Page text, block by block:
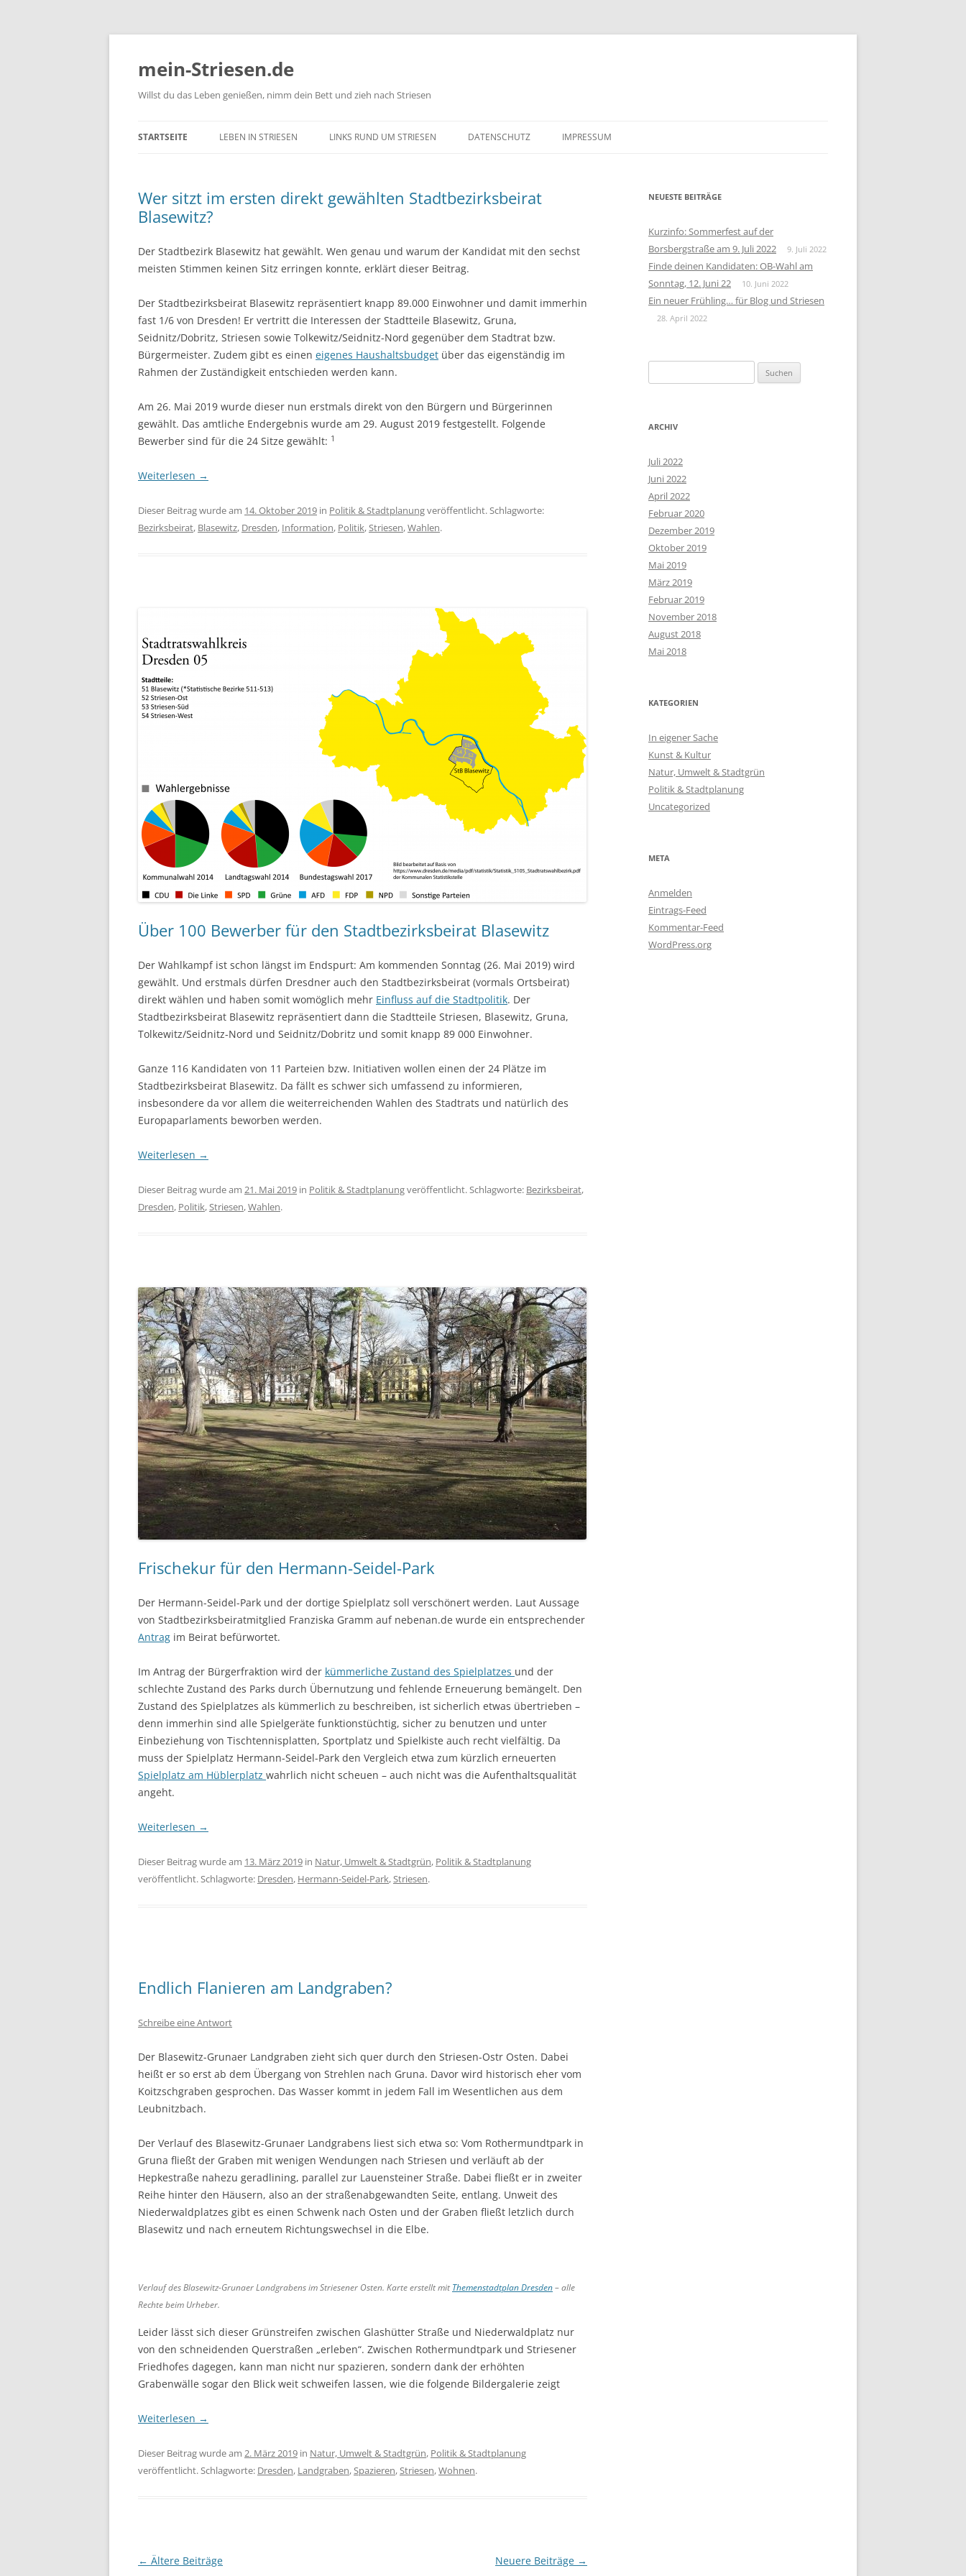
mein-Striesen.de
Willst du das Leben genießen, nimm dein Bett und zieh nach Striesen
Inhalt
STARTSEITE LEBEN IN STRIESEN
SPIELPLÄTZE IN STRIESEN
LINKS RUND UM STRIESEN DATENSCHUTZ IMPRESSUM
Wer sitzt im ersten direkt gewählten Stadtbezirksbeirat
Blasewitz?
Der Stadtbezirk Blasewitz hat gewählt. Wen genau und warum der Kandidat mit den sechst
meisten Stimmen keinen Sitz erringen konnte, erklärt dieser Beitrag.
Der Stadtbezirksbeirat Blasewitz repräsentiert knapp 89.000 Einwohner und damit immerhin
fast 1/6 von Dresden! Er vertritt die Interessen der Stadtteile Blasewitz, Gruna,
Seidnitz/Dobritz, Striesen sowie Tolkewitz/Seidnitz-Nord gegenüber dem Stadtrat bzw.
Bürgermeister. Zudem gibt es einen eigenes Haushaltsbudget über das eigenständig im
Rahmen der Zuständigkeit entschieden werden kann.
Am 26. Mai 2019 wurde dieser nun erstmals direkt von den Bürgern und Bürgerinnen
gewählt. Das amtliche Endergebnis wurde am 29. August 2019 festgestellt. Folgende
Bewerber sind für die 24 Sitze gewählt: 1
Weiterlesen →
Dieser Beitrag wurde am 14. Oktober 2019 in Politik & Stadtplanungveröffentlicht. Schlagworte:
Bezirksbeirat, Blasewitz, Dresden, Information, Politik,Striesen,Wahlen.
Über 100 Bewerber für den Stadtbezirksbeirat Blasewitz
Der Wahlkampf ist schon längst im Endspurt: Am kommenden Sonntag (26. Mai 2019) wird
gewählt. Und erstmals dürfen Dresdner auch den Stadtbezirksbeirat (vormals Ortsbeirat)
direkt wählen und haben somit womöglich mehr Einfluss auf die Stadtpolitik. Der
Stadtbezirksbeirat Blasewitz repräsentiert dann die Stadtteile Striesen, Blasewitz, Gruna,
Tolkewitz/Seidnitz-Nord und Seidnitz/Dobritz und somit knapp 89 000 Einwohner.
Ganze 116 Kandidaten von 11 Parteien bzw. Initiativen wollen einen der 24 Plätze im
Stadtbezirksbeirat Blasewitz. Da fällt es schwer sich umfassend zu informieren,
insbesondere da vor allem die weiterreichenden Wahlen des Stadtrats und natürlich des
Europaparlaments beworben werden.
Weiterlesen →
Dieser Beitrag wurde am 21. Mai 2019 in Politik & Stadtplanungveröffentlicht. Schlagworte: Bezirksbeirat,
Dresden, Politik,Striesen,Wahlen.
Frischekur für den Hermann-Seidel-Park
Der Hermann-Seidel-Park und der dortige Spielplatz soll verschönert werden. Laut Aussage
von Stadtbezirksbeiratmitglied Franziska Gramm auf nebenan.de wurde ein entsprechender
Antrag im Beirat befürwortet.
Im Antrag der Bürgerfraktion wird der kümmerliche Zustand des Spielplatzes und der
schlechte Zustand des Parks durch Übernutzung und fehlende Erneuerung bemängelt. Den
Zustand des Spielplatzes als kümmerlich zu beschreiben, ist sicherlich etwas übertrieben –
denn immerhin sind alle Spielgeräte funktionstüchtig, sicher zu benutzen und unter
Einbeziehung von Tischtennisplatten, Sportplatz und Spielkiste auch recht vielfältig. Da
muss der Spielplatz Hermann-Seidel-Park den Vergleich etwa zum kürzlich erneuerten
Spielplatz am Hüblerplatz wahrlich nicht scheuen – auch nicht was die Aufenthaltsqualität
angeht.
Weiterlesen →
Dieser Beitrag wurde am 13. März 2019 in Natur, Umwelt & Stadtgrün, Politik & Stadtplanung
veröffentlicht. Schlagworte: Dresden, Hermann-Seidel-Park,Striesen.
Endlich Flanieren am Landgraben?
Schreibe eine Antwort
Der Blasewitz-Grunaer Landgraben zieht sich quer durch den Striesen-Ostr Osten. Dabei
heißt er so erst ab dem Übergang von Strehlen nach Gruna. Davor wird historisch eher vom
Koitzschgraben gesprochen. Das Wasser kommt in jedem Fall im Wesentlichen aus dem
Leubnitzbach.
Der Verlauf des Blasewitz-Grunaer Landgrabens liest sich etwa so: Vom Rothermundtpark in
Gruna fließt der Graben mit wenigen Wendungen nach Striesen und verläuft ab der
Hepkestraße nahezu geradlining, parallel zur Lauensteiner Straße. Dabei fließt er in zweiter
Reihe hinter den Häusern, also an der straßenabgewandten Seite, entlang. Unweit des
Niederwaldplatzes gibt es einen Schwenk nach Osten und der Graben fließt letzlich durch
Blasewitz und nach erneutem Richtungswechsel in die Elbe.
Verlauf des Blasewitz-Grunaer Landgrabens im Striesener Osten. Karte erstellt mitThemenstadtplan Dresden– alle
Rechte beim Urheber.
Leider lässt sich dieser Grünstreifen zwischen Glashütter Straße und Niederwaldplatz nur
von den schneidenden Querstraßen „erleben“. Zwischen Rothermundtpark und Striesener
Friedhofes dagegen, kann man nicht nur spazieren, sondern dank der erhöhten
Grabenwälle sogar den Blick weit schweifen lassen, wie die folgende Bildergalerie zeigt
Weiterlesen →
Dieser Beitrag wurde am 2. März 2019 in Natur, Umwelt & Stadtgrün, Politik & Stadtplanung
veröffentlicht. Schlagworte: Dresden, Landgraben,Spazieren,Striesen,Wohnen.
Beitragsnavigation
← Ältere Beiträge Neuere Beiträge →
NEUESTE BEITRÄGE
Kurzinfo: Sommerfest auf der
Borsbergstraße am 9. Juli 2022
9. Juli 2022
Finde deinen Kandidaten: OB-Wahl am
Sonntag, 12. Juni 22
10. Juni 2022
Ein neuer Frühling… für Blog und Striesen
28. April 2022
nach:
ARCHIV
Juli 2022
Juni 2022
April 2022
Februar 2020
Dezember 2019
Oktober 2019
Mai 2019
März 2019
Februar 2019
November 2018
August 2018
Mai 2018
KATEGORIEN
In eigener Sache
Kunst & Kultur
Natur, Umwelt & Stadtgrün
Politik & Stadtplanung
Uncategorized
META
Anmelden
Eintrags-Feed
Kommentar-Feed
WordPress.org